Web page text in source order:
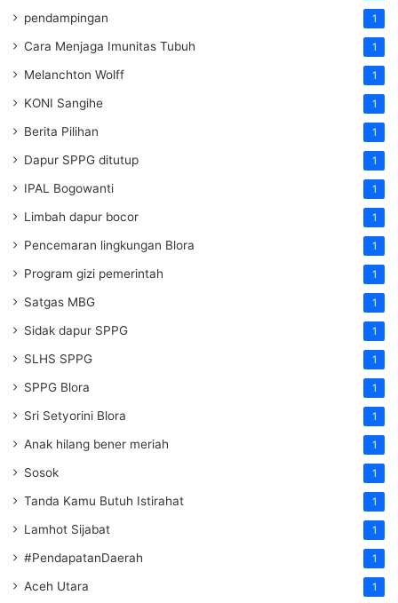
pendampingan 1
Cara Menjaga Imunitas Tubuh 1
Melanchton Wolff 1
KONI Sangihe 1
Berita Pilihan 1
Dapur SPPG ditutup 1
IPAL Bogowanti 1
Limbah dapur bocor 1
Pencemaran lingkungan Blora 1
Program gizi pemerintah 1
Satgas MBG 1
Sidak dapur SPPG 1
SLHS SPPG 1
SPPG Blora 1
Sri Setyorini Blora 1
Anak hilang bener meriah 1
Sosok 1
Tanda Kamu Butuh Istirahat 1
Lamhot Sijabat 1
#PendapatanDaerah 1
Aceh Utara 1